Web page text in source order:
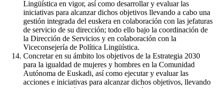
Lingüística en vigor, así como desarrollar y evaluar las
iniciativas para alcanzar dichos objetivos llevando a cabo una
gestión integrada del euskera en colaboración con las jefaturas
de servicio de su dirección; todo ello bajo la coordinación de
la Dirección de Servicios y en colaboración con la
Viceconsejería de Política Lingüística.
Concretar en su ámbito los objetivos de la Estrategia 2030
para la igualdad de mujeres y hombres en la Comunidad
Autónoma de Euskadi, así como ejecutar y evaluar las
acciones e iniciativas para alcanzar dichos objetivos, llevando